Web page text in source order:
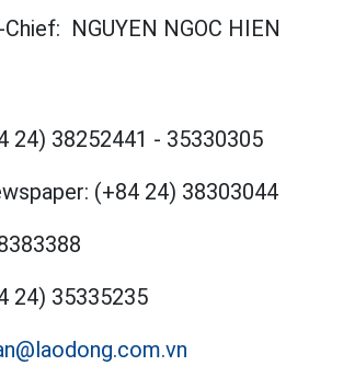
NGUYEN NGOC HIEN
24) 38252441 - 35330305
(+84 24) 38303044
24) 35335235